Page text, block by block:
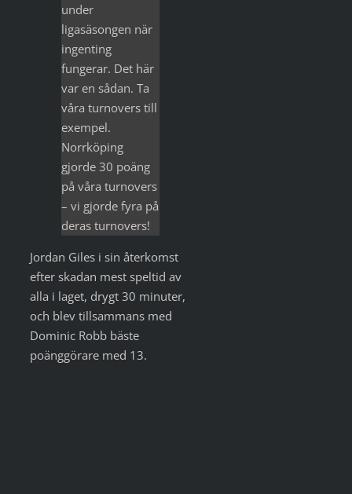
under
ligasäsongen när
ingenting
fungerar. Det här
var en sådan. Ta
våra turnovers till
exempel.
Norrköping
gjorde 30 poäng
på våra turnovers
– vi gjorde fyra på
deras turnovers!
Jordan Giles i sin återkomst
efter skadan mest speltid av
alla i laget, drygt 30 minuter,
och blev tillsammans med
Dominic Robb bäste
poänggörare med 13.